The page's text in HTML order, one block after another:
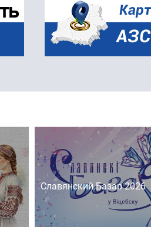
Славянский Базар 2026